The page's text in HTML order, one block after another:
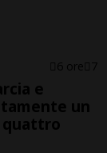
6 ore 7
e
un
quattro